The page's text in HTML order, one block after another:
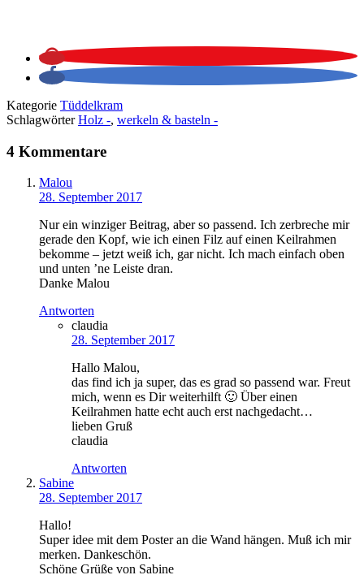
Kategorie Tüddelkram
SchlagwörterHolz -, werkeln & basteln -
4 Kommentare
Malou
28. September 2017
Nur ein winziger Beitrag, aber so passend. Ich zerbreche mir
gerade den Kopf, wie ich einen Filz auf einen Keilrahmen
bekomme – jetzt weiß ich, gar nicht. Ich mach einfach oben
und unten ’ne Leiste dran.
Danke Malou
Antworten
claudia
28. September 2017
Hallo Malou,
das find ich ja super, das es grad so passend war. Freut
mich, wenn es Dir weiterhilft 🙂 Über einen
Keilrahmen hatte echt auch erst nachgedacht…
lieben Gruß
claudia
Antworten
Sabine
28. September 2017
Hallo!
Super idee mit dem Poster an die Wand hängen. Muß ich mir
merken. Dankeschön.
Schöne Grüße von Sabine